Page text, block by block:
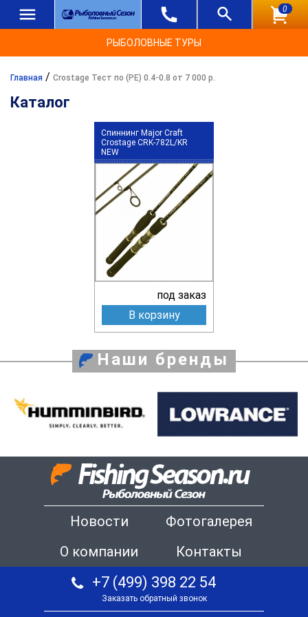
0
РЫБОЛОВНЫЕ ТУРЫ
Главная / Crostage Тест по (РЕ) 0.4-0.8 от 7 000 р.
Каталог
Спиннинг Major Craft
Crostage CRK-782L/KR
NEW
под заказ
В корзину
Наши бренды
Новости
Фотогалерея
О компании
Контакты
+7 (499) 398 22 54
Заказать обратный звонок